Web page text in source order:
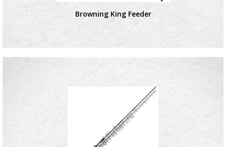
Browning King Feeder